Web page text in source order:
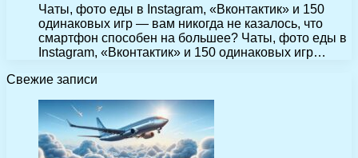
Чаты, фото еды в Instagram, «Вконтактик» и 150
одинаковых игр — вам никогда не казалось, что
смартфон способен на большее? Чаты, фото еды в
Instagram, «Вконтактик» и 150 одинаковых игр…
Свежие записи